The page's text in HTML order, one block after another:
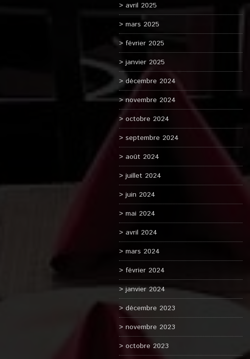
avril 2025
mars 2025
février 2025
janvier 2025
décembre 2024
novembre 2024
octobre 2024
septembre 2024
août 2024
juillet 2024
juin 2024
mai 2024
avril 2024
mars 2024
février 2024
janvier 2024
décembre 2023
novembre 2023
octobre 2023